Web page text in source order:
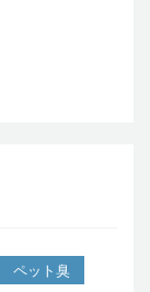
ペット臭